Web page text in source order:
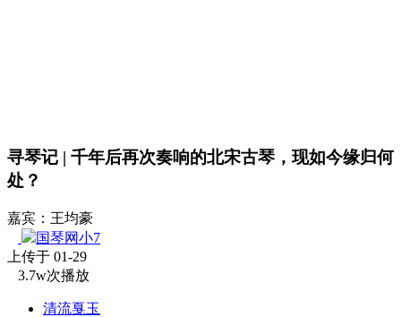
寻琴记 | 千年后再次奏响的北宋古琴，现如今缘归何
处？
嘉宾：王均豪
国琴网小7
上传于 01-29
3.7w次播放
清流戛玉